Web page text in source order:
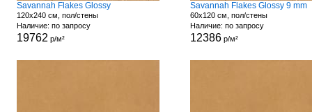
Savannah Flakes Glossy
120x240 см, пол/стены
Наличие: по запросу
19762 р/м²
Savannah Flakes Glossy 9 mm
60x120 см, пол/стены
Наличие: по запросу
12386р/м²